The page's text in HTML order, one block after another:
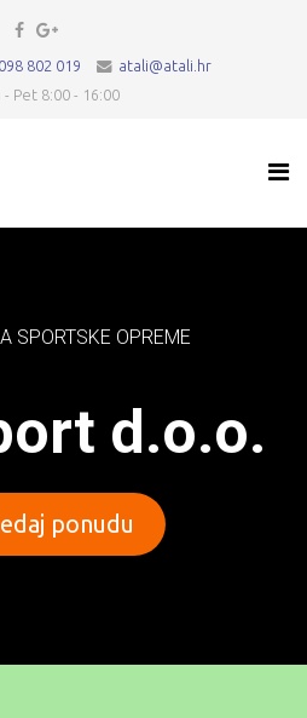
098 802 019
atali@atali.hr
- Pet 8:00 - 16:00
SPORTSKE OPREME
d.o.o.
ponudu